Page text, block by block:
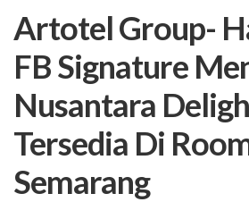
Artotel Group-
FB Signature
Nusantara
Tersedia Di
Semarang